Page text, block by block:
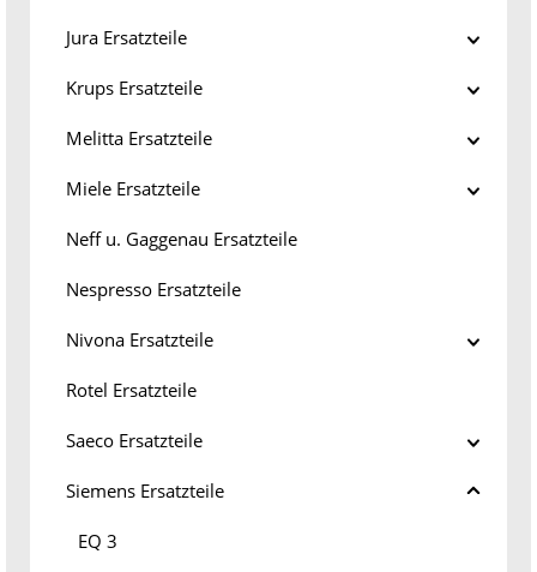
Jura Ersatzteile
Krups Ersatzteile
Melitta Ersatzteile
Miele Ersatzteile
Neff u. Gaggenau Ersatzteile
Nespresso Ersatzteile
Nivona Ersatzteile
Rotel Ersatzteile
Saeco Ersatzteile
Siemens Ersatzteile
EQ 3